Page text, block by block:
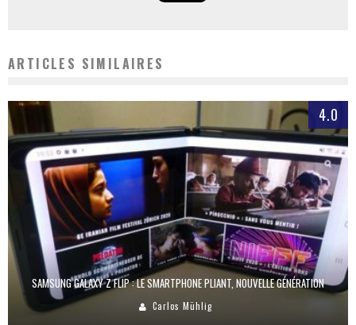
ARTICLES SIMILAIRES
4.0
SAMSUNG GALAXY Z FLIP : LE SMARTPHONE PLIANT, NOUVELLE GÉNÉRATION
Carlos Mühlig